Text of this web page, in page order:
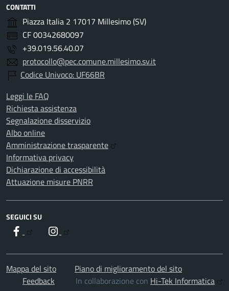
CONTATTI
Piazza Italia 2 17017 Millesimo (SV)
CF 00342680097
+39.019.56.40.07
protocollo@pec.comune.millesimo.sv.it
Codice Univoco: UF66BR
Leggi le FAQ
Richiesta assistenza
Segnalazione disservizio
Albo online
Amministrazione trasparente
Informativa privacy
Dichiarazione di accessibilità
Attuazione misure PNRR
SEGUICI SU
Facebook Instagram
Mappa del sito
Piano di miglioramento del sito
Feedback
In collaborazione con Hi-Tek Informatica